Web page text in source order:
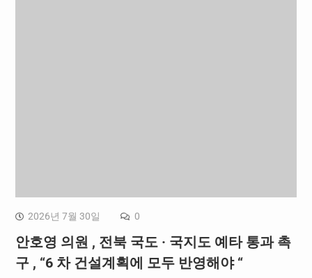
2026년 7월 30일 0
안호영 의원 , 전북 국도 · 국지도 예타 통과 촉
구 , “6 차 건설계획에 모두 반영해야 “